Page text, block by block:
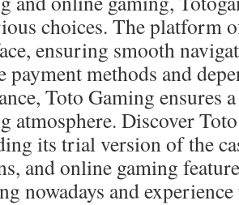
choices. The platform
ensuring smooth
payment methods and
Toto Gaming ensures
atmosphere. Discover
its trial version of the
and online gaming
nowadays and